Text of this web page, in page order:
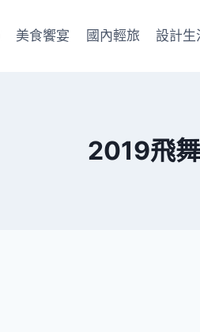
美食饗宴 國內輕旅 設計生
2019飛